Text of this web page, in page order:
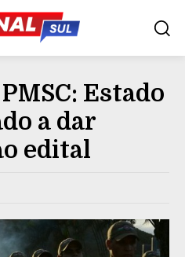
Estado
a dar
edital